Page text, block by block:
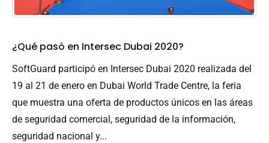
¿Qué pasó en Intersec Dubai 2020?
SoftGuard participó en Intersec Dubai 2020 realizada del
19 al 21 de enero en Dubai World Trade Centre, la feria
que muestra una oferta de productos únicos en las áreas
de seguridad comercial, seguridad de la información,
seguridad nacional y...